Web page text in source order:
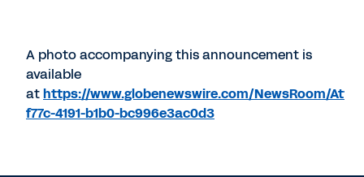
A photo accompanying this announcement is
available
athttps://www.globenewswire.com/NewsRoom/
f77c-4191-b1b0-bc996e3ac0d3